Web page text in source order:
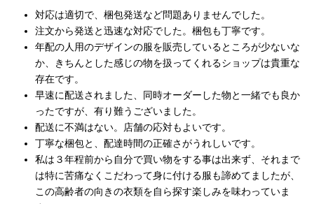
対応は適切で、梱包発送など問題ありませんでした。
注文から発送と迅速な対応でした。梱包も丁寧です。
年配の人用のデザインの服を販売しているところが少ないな
か、きちんとした感じの物を扱ってくれるショップは貴重な
存在です。
早速に配送されました、同時オーダーした物と一緒でも良か
ったですが、有り難うございました。
配送に不満はない。店舗の応対もよいです。
丁寧な梱包と、配達時間の正確さがうれしいです。
私は３年程前から自分で買い物をする事は出来ず、それまで
は特に苦痛なくこだわって身に付ける服も諦めてましたが、
この高齢者の向きの衣類を自ら探す楽しみを味わっていま